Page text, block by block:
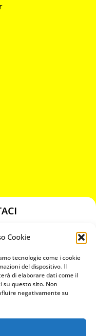
Cookie
tecnologie come i cookie
del dispositivo. Il
di elaborare dati come il
su questo sito. Non
negativamente su